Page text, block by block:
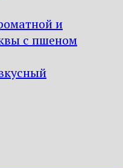
и
с пшеном